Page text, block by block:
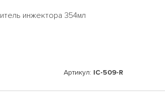
инжектора 354мл
Артикул: IC-509-R